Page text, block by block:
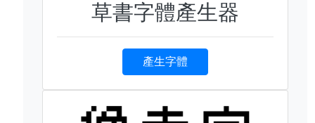
草書字體產生器
產生字體